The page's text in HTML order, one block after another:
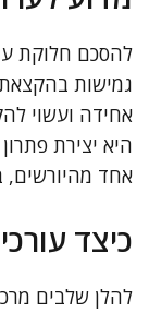
להסכם חלוקת
גמישות
אחידה ועשוי
היא יצירת
אחד מהיורשים,
כיצד
להלן שלבים